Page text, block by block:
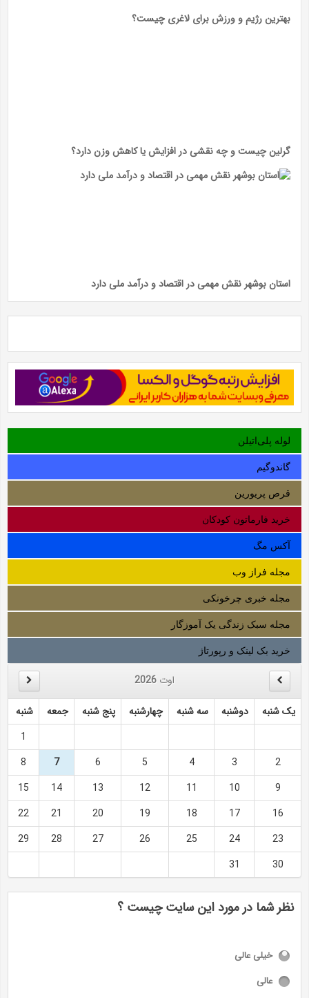
بهترین رژیم و ورزش برای لاغری چیست؟
گرلین چیست و چه نقشی در افزایش یا کاهش وزن دارد؟
استان بوشهر نقش مهمی در اقتصاد و درآمد ملی دارد
لوله‌ پلی‌اتیلن
گاندوگیم
قرص پریورین
خرید فارماتون کودکان
آکس مگ
مجله فراز وب
مجله خبری چرخونکی
مجله سبک زندگی یک آموزگار
خرید بک لینک و رپورتاژ
اوت 2026
یک شنبه دوشنبه سه شنبه چهارشنبه پنج شنبه جمعه
شنبه
1
2
3
4
5
6
7
8
9
10
11
12
13
14
15
16
17
18
19
20
21
22
23
24
25
26
27
28
29
30
31
نظر شما در مورد این سایت چیست ؟
خیلی عالی
عالی